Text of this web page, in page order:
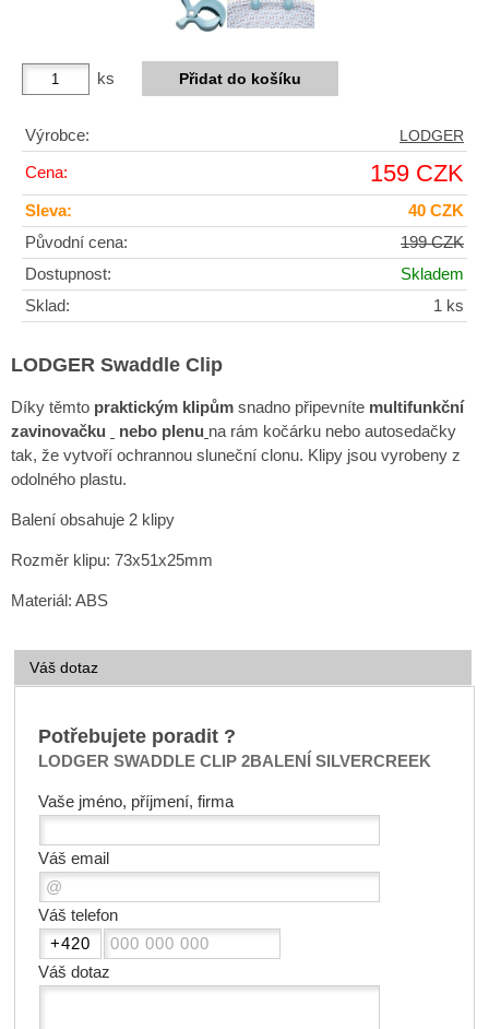
ks
Výrobce: LODGER
Cena: 159 CZK
Sleva:
40 CZK
Původní cena:
199 CZK
Dostupnost:
Skladem
Sklad:
1 ks
LODGER Swaddle Clip
Díky těmto praktickým klipům snadno připevníte multifunkční
zavinovačku
nebo plenu na rám kočárku nebo autosedačky
tak, že vytvoří ochrannou sluneční clonu. Klipy jsou vyrobeny z
odolného plastu.
Balení obsahuje 2 klipy
Rozměr klipu: 73x51x25mm
Materiál: ABS
Váš dotaz
Potřebujete poradit ?
LODGER SWADDLE CLIP 2BALENÍ SILVERCREEK
Vaše jméno, příjmení, firma
Váš email
Váš telefon
Váš dotaz